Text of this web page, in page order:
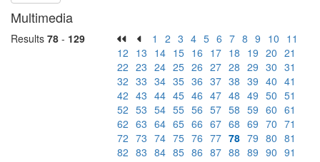
Multimedia
Results 78 - 129 1 2 3 4 5 6 7 8 9 10 11
12 13 14 15 16 17 18 19 20 21
22 23 24 25 26 27 28 29 30 31
32 33 34 35 36 37 38 39 40 41
42 43 44 45 46 47 48 49 50 51
52 53 54 55 56 57 58 59 60 61
62 63 64 65 66 67 68 69 70 71
72 73 74 75 76 77 78 79 80 81
82 83 84 85 86 87 88 89 90 91